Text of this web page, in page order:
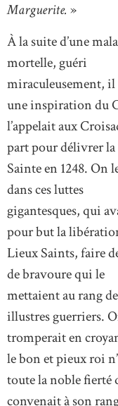
Marguerite. »
À la suite d’une
mortelle, guéri
miraculeusement, il
une inspiration du
l’appelait aux
part pour délivrer la
Sainte en 1248. On
dans ces luttes
gigantesques, qui
pour but la
Lieux Saints, faire
de bravoure qui le
mettaient au rang
illustres guerriers.
tromperait en
le bon et pieux roi
toute la noble fierté
convenait à son